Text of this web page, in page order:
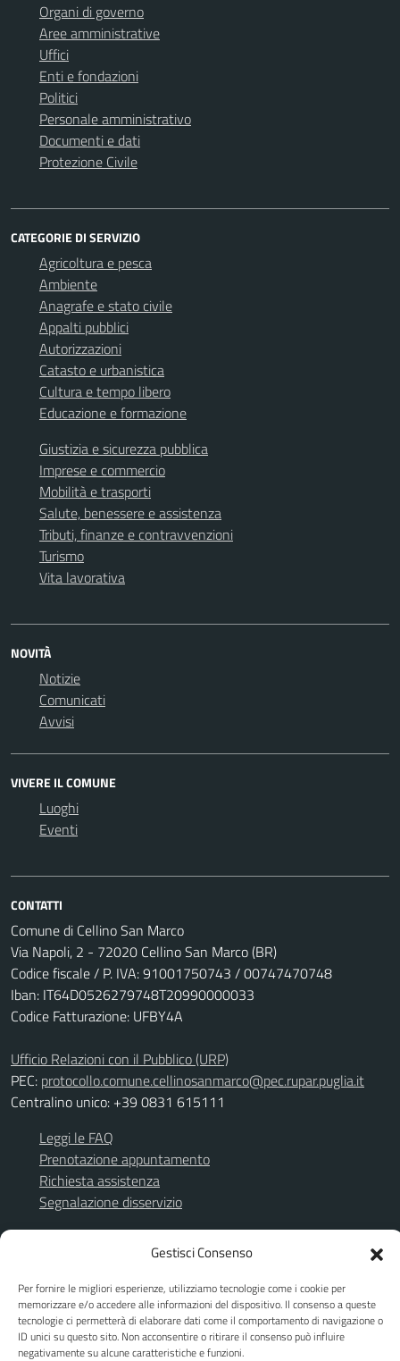
Gestisci Consenso
Per fornire le migliori esperienze, utilizziamo tecnologie come i cookie per
memorizzare e/o accedere alle informazioni del dispositivo. Il consenso a queste
tecnologie ci permetterà di elaborare dati come il comportamento di navigazione o
ID unici su questo sito. Non acconsentire o ritirare il consenso può influire
negativamente su alcune caratteristiche e funzioni.
Organi di governo
Aree amministrative
Uffici
Enti e fondazioni
Politici
Personale amministrativo
Documenti e dati
Protezione Civile
CATEGORIE DI SERVIZIO
Agricoltura e pesca
Ambiente
Anagrafe e stato civile
Appalti pubblici
Autorizzazioni
Catasto e urbanistica
Cultura e tempo libero
Educazione e formazione
Giustizia e sicurezza pubblica
Imprese e commercio
Mobilità e trasporti
Salute, benessere e assistenza
Tributi, finanze e contravvenzioni
Turismo
Vita lavorativa
NOVITÀ
Notizie
Comunicati
Avvisi
VIVERE IL COMUNE
Luoghi
Eventi
CONTATTI
Comune di Cellino San Marco
Via Napoli, 2 - 72020 Cellino San Marco (BR)
Codice fiscale / P. IVA: 91001750743 / 00747470748
Iban: IT64D0526279748T20990000033
Codice Fatturazione: UFBY4A
Ufficio Relazioni con il Pubblico (URP)
PEC: protocollo.comune.cellinosanmarco@pec.rupar.puglia.it
Centralino unico: +39 0831 615111
Leggi le FAQ
Prenotazione appuntamento
Richiesta assistenza
Segnalazione disservizio
Amministrazione trasparente
TuttoGare
Informativa privacy
Note legali
Dichiarazione di accessibilità